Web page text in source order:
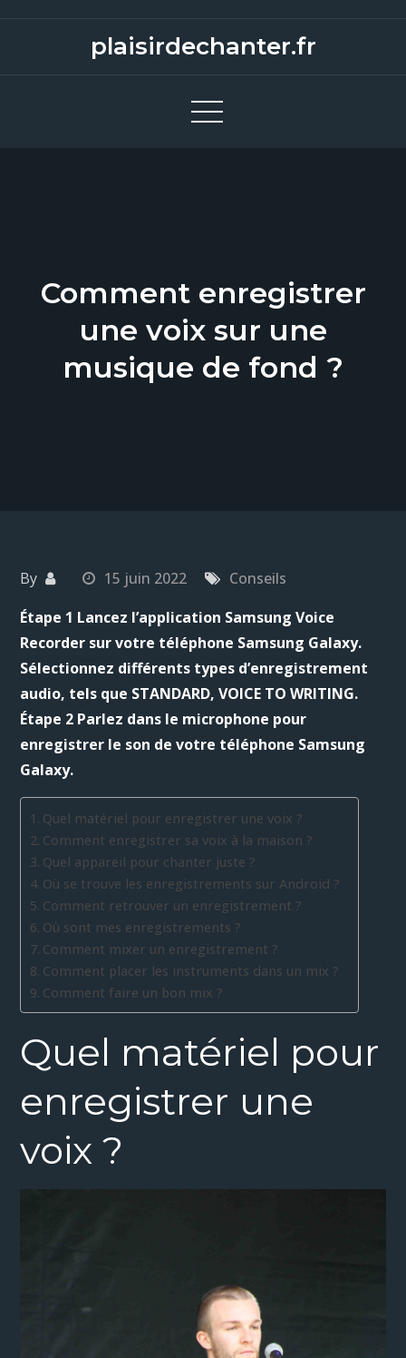
plaisirdechanter.fr
Comment enregistrer
une voix sur une
musique de fond ?
By 15 juin 2022
Conseils
Étape 1 Lancez l’application Samsung Voice
Recorder sur votre téléphone Samsung Galaxy.
Sélectionnez différents types d’enregistrement
audio, tels que STANDARD, VOICE TO WRITING.
Étape 2 Parlez dans le microphone pour
enregistrer le son de votre téléphone Samsung
Galaxy.
Quel matériel pour enregistrer une voix ?
Comment enregistrer sa voix à la maison ?
Quel appareil pour chanter juste ?
Où se trouve les enregistrements sur Android ?
Comment retrouver un enregistrement ?
Où sont mes enregistrements ?
Comment mixer un enregistrement ?
Comment placer les instruments dans un mix ?
Comment faire un bon mix ?
Quel matériel pour
enregistrer une
voix ?